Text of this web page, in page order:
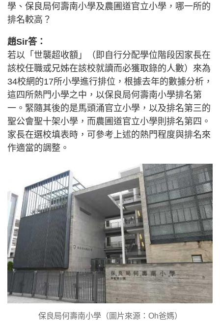
學、保良局何壽南小學及農圃道官立小學，哪一所的
排名較高？
趙Sir答：
若以「世襲超收額」（即自行分配學位階段因家長在
該校任職或兄姊在該校就讀而必獲取錄的人數）來為
34校網的17所小學進行排位，根據去年的數據分析，
這四所熱門小學之中，以保良局何壽南小學排名第
一。緊隨其後的是馬頭涌官立小學，以及排名第三的
聖公會聖十架小學，而農圃道官立小學則排名第四。
家長在選校填表時，可參考上述的熱門程度與排名來
作適當的調整。
保良局何壽南小學（圖片來源：Oh爸媽）